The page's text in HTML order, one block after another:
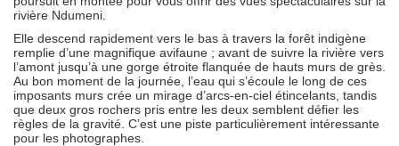
rivière Ndumeni.
Elle descend rapidement vers le bas à travers la forêt indigène
remplie d’une magnifique avifaune ; avant de suivre la rivière vers
l’amont jusqu’à une gorge étroite flanquée de hauts murs de grès.
Au bon moment de la journée, l’eau qui s’écoule le long de ces
imposants murs crée un mirage d’arcs-en-ciel étincelants, tandis
que deux gros rochers pris entre les deux semblent défier les
règles de la gravité. C’est une piste particulièrement intéressante
pour les photographes.